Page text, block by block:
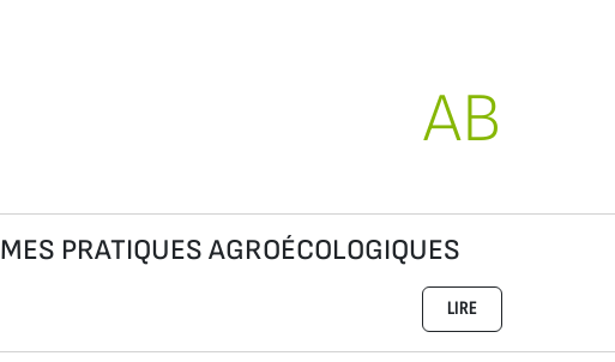
AB
MES PRATIQUES AGROÉCOLOGIQUES
LIRE